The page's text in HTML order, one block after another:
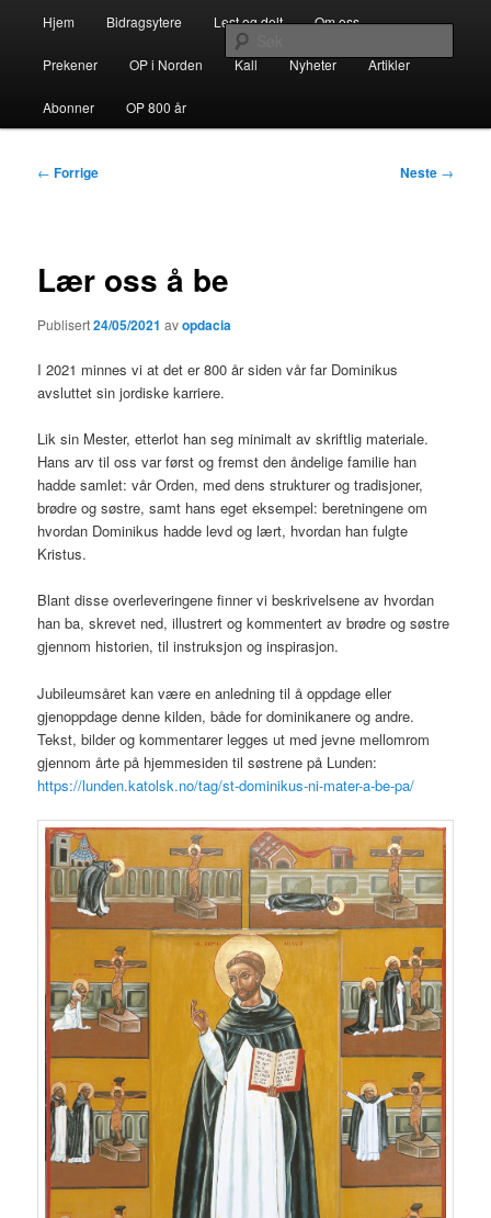
Dominikanerordenen i Norden
Hjem Bidragsytere Lest og delt Om oss
Prekener OP i Norden Kall Nyheter Artikler
Abonner OP 800 år
Innleggsnavigasjon
← Forrige Neste →
Lær oss å be
Publisert24/05/2021 avopdacia
I 2021 minnes vi at det er 800 år siden vår far Dominikus
avsluttet sin jordiske karriere.
Lik sin Mester, etterlot han seg minimalt av skriftlig materiale.
Hans arv til oss var først og fremst den åndelige familie han
hadde samlet: vår Orden, med dens strukturer og tradisjoner,
brødre og søstre, samt hans eget eksempel: beretningene om
hvordan Dominikus hadde levd og lært, hvordan han fulgte
Kristus.
Blant disse overleveringene finner vi beskrivelsene av hvordan
han ba, skrevet ned, illustrert og kommentert av brødre og søstre
gjennom historien, til instruksjon og inspirasjon.
Jubileumsåret kan være en anledning til å oppdage eller
gjenoppdage denne kilden, både for dominikanere og andre.
Tekst, bilder og kommentarer legges ut med jevne mellomrom
gjennom årte på hjemmesiden til søstrene på Lunden:
https://lunden.katolsk.no/tag/st-dominikus-ni-mater-a-be-pa/